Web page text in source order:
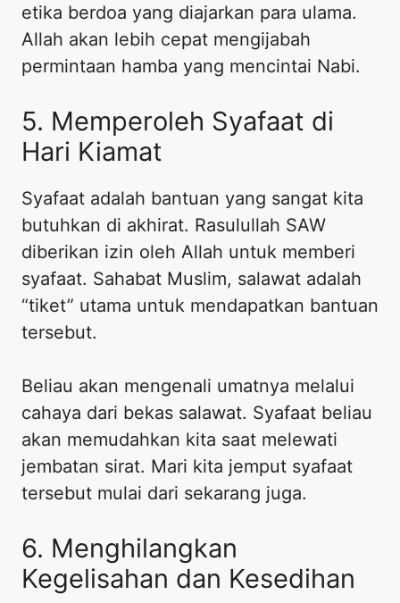
etika berdoa yang diajarkan para ulama.
Allah akan lebih cepat mengijabah
permintaan hamba yang mencintai Nabi.
5. Memperoleh Syafaat di
Hari Kiamat
Syafaat adalah bantuan yang sangat kita
butuhkan di akhirat. Rasulullah SAW
diberikan izin oleh Allah untuk memberi
syafaat. Sahabat Muslim, salawat adalah
“tiket” utama untuk mendapatkan bantuan
tersebut.
Beliau akan mengenali umatnya melalui
cahaya dari bekas salawat. Syafaat beliau
akan memudahkan kita saat melewati
jembatan sirat. Mari kita jemput syafaat
tersebut mulai dari sekarang juga.
6. Menghilangkan
Kegelisahan dan Kesedihan